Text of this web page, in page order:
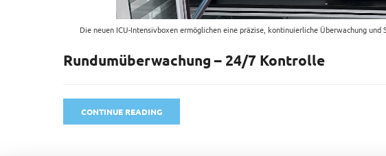
Die neuen ICU-Intensivboxen ermöglichen eine präzise, kontinuierliche Überwachung
Rundumüberwachung – 24/7 Kontrolle
CONTINUE READING